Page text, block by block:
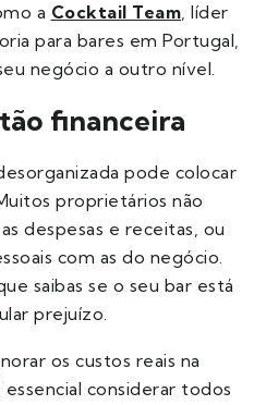
a Cocktail Team, líder
para bares em Portugal,
negócio a outro nível.
financeira
pode colocar
proprietários não
despesas e receitas, ou
com as do negócio.
saibas se o seu bar está
prejuízo.
os custos reais na
considerar todos